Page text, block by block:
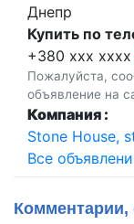
Днепр
Купить по
+380 xxx xxxx
Пожалуйста,
объявление на
Компания :
Stone House,
Все